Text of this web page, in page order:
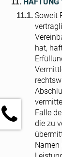
Soweit
hat,
Falle
die zu
Namen